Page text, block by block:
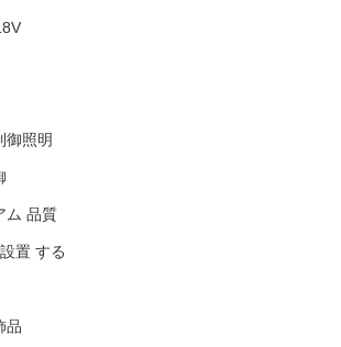
御照明
ム 品質
置 する
品